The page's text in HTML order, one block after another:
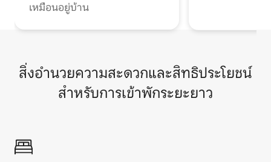
เหมือนอยู่บ้าน
สิ่งอำนวยความสะดวกและสิทธิประโยชน์
สำหรับการเข้าพักระยะยาว